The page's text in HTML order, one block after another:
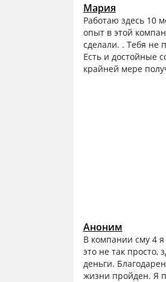
Мария
Работаю здесь 10
опыт в этой
сделали. . Тебя не
Есть и достойные
крайней мере
Аноним
В компании сму 4
это не так просто,
деньги.
жизни пройден. Я